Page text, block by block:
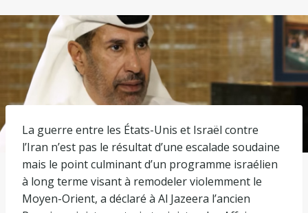
La guerre entre les États-Unis et Israël contre
l’Iran n’est pas le résultat d’une escalade soudaine
mais le point culminant d’un programme israélien
à long terme visant à remodeler violemment le
Moyen-Orient, a déclaré à Al Jazeera l’ancien